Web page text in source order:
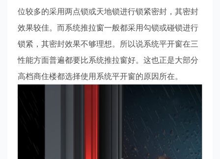
位较多的采用两点锁或天地锁进行锁紧密封，其密封
效果较佳。而系统推拉窗一般都采用勾锁或碰锁进行
锁紧，其密封效果不够理想。所以说系统平开窗在三
性能方面普遍都要比系统推拉窗好。这也正是大部分
高档商住楼都选择使用系统平开窗的原因所在。